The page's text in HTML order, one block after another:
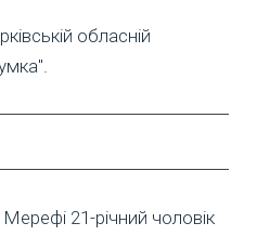
обласній
21-річний чоловік